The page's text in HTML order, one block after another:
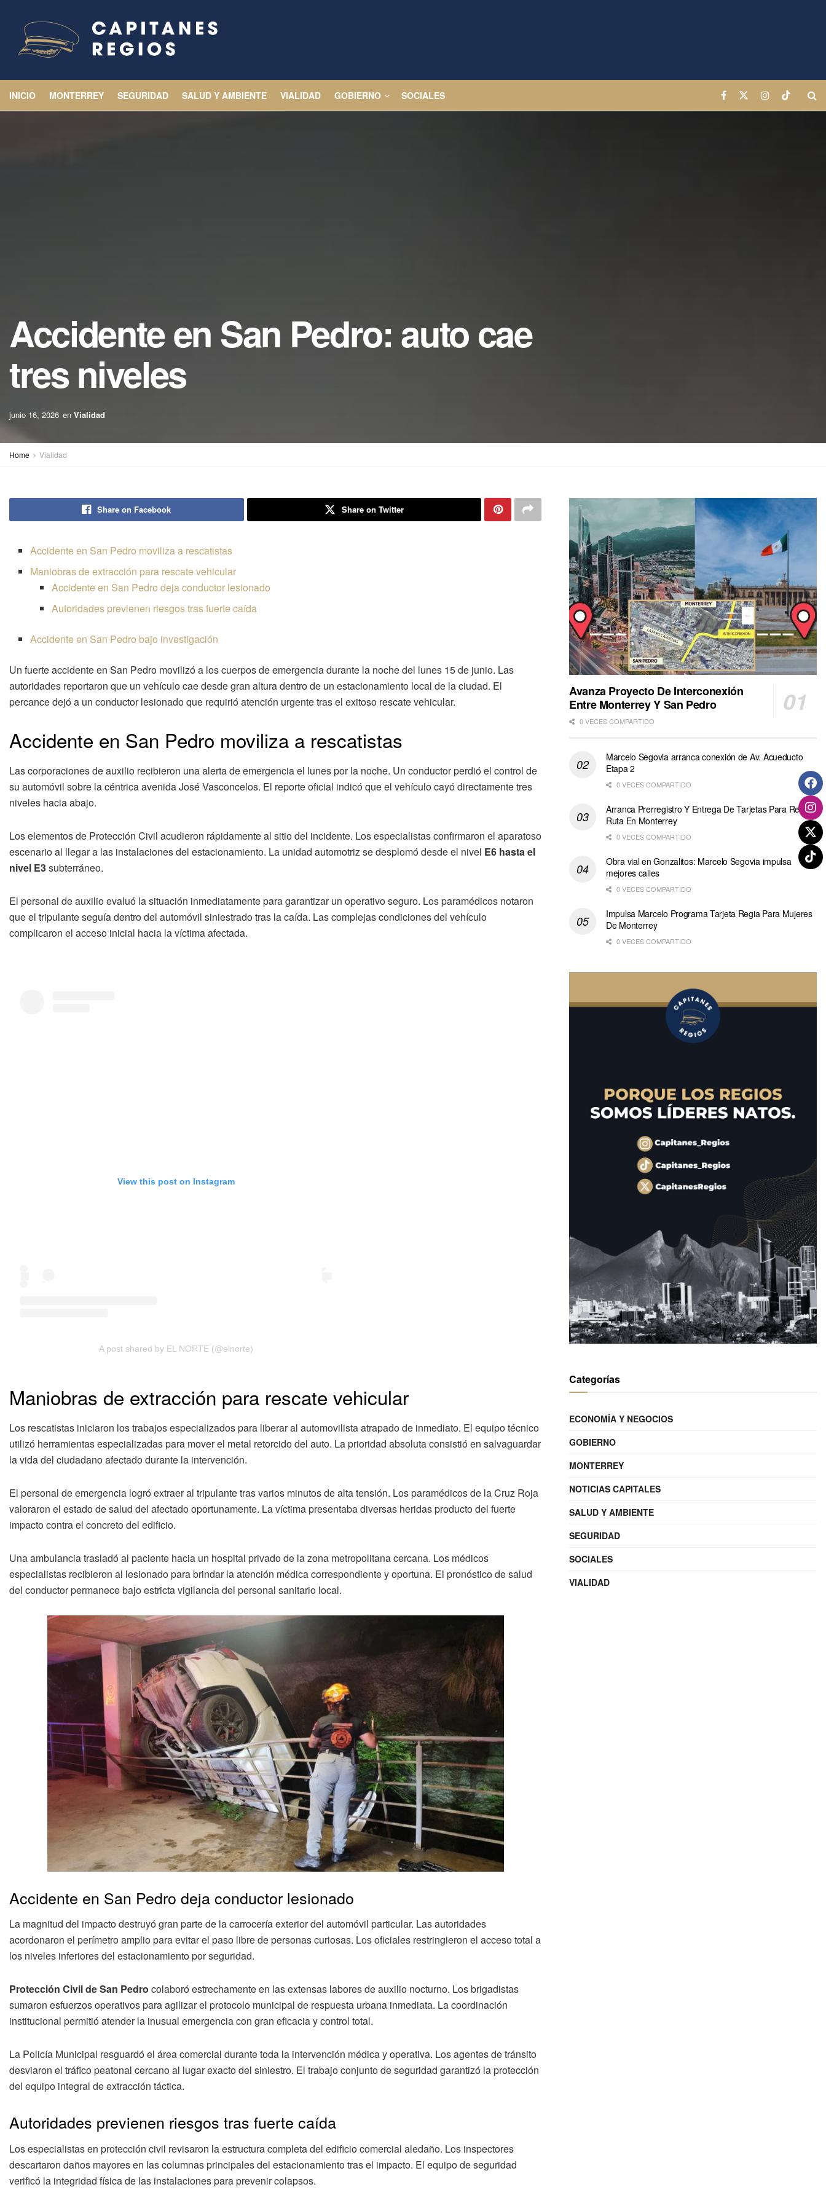
INICIO MONTERREY SEGURIDAD SALUD Y AMBIENTE VIALIDAD GOBIERNO SOCIALES
Accidente en San Pedro: auto cae
tres niveles
junio 16, 2026 en Vialidad
Home Vialidad
Share on Facebook Share on Twitter
Accidente en San Pedro moviliza a rescatistas
Maniobras de extracción para rescate vehicular
Accidente en San Pedro deja conductor lesionado
Autoridades previenen riesgos tras fuerte caída
Accidente en San Pedro bajo investigación
Un fuerte accidente en San Pedro movilizó a los cuerpos de emergencia durante la noche del lunes 15 de junio. Las
autoridades reportaron que un vehículo cae desde gran altura dentro de un estacionamiento local de la ciudad. El
percance dejó a un conductor lesionado que requirió atención urgente tras el exitoso rescate vehicular.
Accidente en San Pedro moviliza a rescatistas
Las corporaciones de auxilio recibieron una alerta de emergencia el lunes por la noche. Un conductor perdió el control de
su automóvil sobre la céntrica avenida José Vasconcelos. El reporte oficial indicó que el vehículo cayó directamente tres
niveles hacia abajo.
Los elementos de Protección Civil acudieron rápidamente al sitio del incidente. Los especialistas confirmaron el aparatoso
escenario al llegar a las instalaciones del estacionamiento. La unidad automotriz se desplomó desde el nivel E6 hasta el
nivel E3subterráneo.
El personal de auxilio evaluó la situación inmediatamente para garantizar un operativo seguro. Los paramédicos notaron
que el tripulante seguía dentro del automóvil siniestrado tras la caída. Las complejas condiciones del vehículo
complicaron el acceso inicial hacia la víctima afectada.
View this post on Instagram
A post shared by EL NORTE (@elnorte)
Maniobras de extracción para rescate vehicular
Los rescatistas iniciaron los trabajos especializados para liberar al automovilista atrapado de inmediato. El equipo técnico
utilizó herramientas especializadas para mover el metal retorcido del auto. La prioridad absoluta consistió en salvaguardar
la vida del ciudadano afectado durante la intervención.
El personal de emergencia logró extraer al tripulante tras varios minutos de alta tensión. Los paramédicos de la Cruz Roja
valoraron el estado de salud del afectado oportunamente. La víctima presentaba diversas heridas producto del fuerte
impacto contra el concreto del edificio.
Una ambulancia trasladó al paciente hacia un hospital privado de la zona metropolitana cercana. Los médicos
especialistas recibieron al lesionado para brindar la atención médica correspondiente y oportuna. El pronóstico de salud
del conductor permanece bajo estricta vigilancia del personal sanitario local.
Accidente en San Pedro deja conductor lesionado
La magnitud del impacto destruyó gran parte de la carrocería exterior del automóvil particular. Las autoridades
acordonaron el perímetro amplio para evitar el paso libre de personas curiosas. Los oficiales restringieron el acceso total a
los niveles inferiores del estacionamiento por seguridad.
Protección Civil de San Pedro colaboró estrechamente en las extensas labores de auxilio nocturno. Los brigadistas
sumaron esfuerzos operativos para agilizar el protocolo municipal de respuesta urbana inmediata. La coordinación
institucional permitió atender la inusual emergencia con gran eficacia y control total.
La Policía Municipal resguardó el área comercial durante toda la intervención médica y operativa. Los agentes de tránsito
desviaron el tráfico peatonal cercano al lugar exacto del siniestro. El trabajo conjunto de seguridad garantizó la protección
del equipo integral de extracción táctica.
Autoridades previenen riesgos tras fuerte caída
Los especialistas en protección civil revisaron la estructura completa del edificio comercial aledaño. Los inspectores
descartaron daños mayores en las columnas principales del estacionamiento tras el impacto. El equipo de seguridad
verificó la integridad física de las instalaciones para prevenir colapsos.
Avanza Proyecto De Interconexión
Entre Monterrey Y San Pedro
0 VECES COMPARTIDO
Marcelo Segovia arranca conexión de Av. Acueducto
Etapa 2
0 VECES COMPARTIDO
Arranca Prerregistro Y Entrega De Tarjetas Para Regio
Ruta En Monterrey
0 VECES COMPARTIDO
Obra vial en Gonzalitos: Marcelo Segovia impulsa
mejores calles
0 VECES COMPARTIDO
Impulsa Marcelo Programa Tarjeta Regia Para Mujeres
De Monterrey
0 VECES COMPARTIDO
Categorías
ECONOMÍA Y NEGOCIOS
GOBIERNO
MONTERREY
NOTICIAS CAPITALES
SALUD Y AMBIENTE
SEGURIDAD
SOCIALES
VIALIDAD